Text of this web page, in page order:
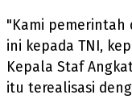
"Kami pemerintah
ini kepada TNI,
Kepala Staf
itu terealisasi